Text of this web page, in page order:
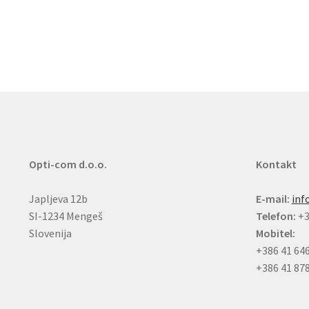
Opti-com d.o.o.
Japljeva 12b
SI-1234 Mengeš
Slovenija
Kontakt
E-mail:
Telefon:
Mobitel:
+386 41
+386 41